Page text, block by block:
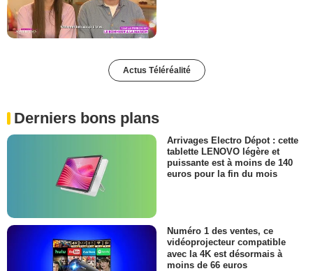
Actus Téléréalité
Derniers bons plans
Arrivages Electro Dépot : cette
tablette LENOVO légère et
puissante est à moins de 140
euros pour la fin du mois
Numéro 1 des ventes, ce
vidéoprojecteur compatible
avec la 4K est désormais à
moins de 66 euros